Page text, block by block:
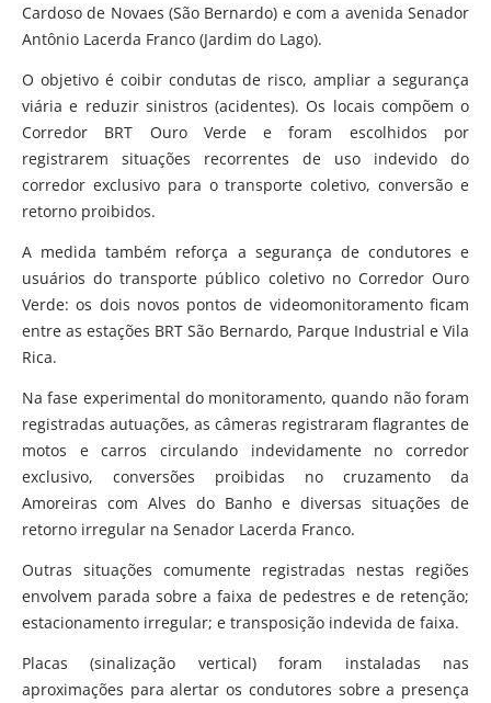
Cardoso de Novaes (São Bernardo) e com a avenida Senador
Antônio Lacerda Franco (Jardim do Lago).
O objetivo é coibir condutas de risco, ampliar a segurança
viária e reduzir sinistros (acidentes). Os locais compõem o
Corredor BRT Ouro Verde e foram escolhidos por
registrarem situações recorrentes de uso indevido do
corredor exclusivo para o transporte coletivo, conversão e
retorno proibidos.
A medida também reforça a segurança de condutores e
usuários do transporte público coletivo no Corredor Ouro
Verde: os dois novos pontos de videomonitoramento ficam
entre as estações BRT São Bernardo, Parque Industrial e Vila
Rica.
Na fase experimental do monitoramento, quando não foram
registradas autuações, as câmeras registraram flagrantes de
motos e carros circulando indevidamente no corredor
exclusivo, conversões proibidas no cruzamento da
Amoreiras com Alves do Banho e diversas situações de
retorno irregular na Senador Lacerda Franco.
Outras situações comumente registradas nestas regiões
envolvem parada sobre a faixa de pedestres e de retenção;
estacionamento irregular; e transposição indevida de faixa.
Placas (sinalização vertical) foram instaladas nas
aproximações para alertar os condutores sobre a presença